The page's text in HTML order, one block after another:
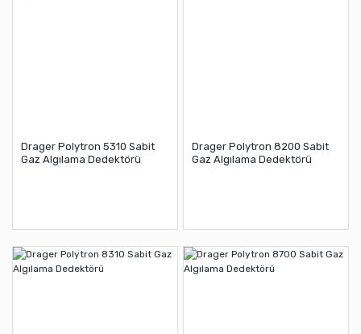
Drager Polytron 5310 Sabit
Gaz Algılama Dedektörü
Drager Polytron 8200 Sabit
Gaz Algılama Dedektörü